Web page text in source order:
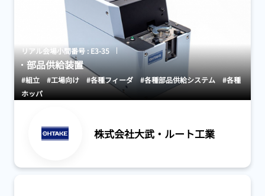
リアル会場小間番号 : E3-35
部品供給装置
#組立 #工場向け #各種フィーダ #各種部品供給システム
#各種
ホッパ
株式会社大武・ルート工業